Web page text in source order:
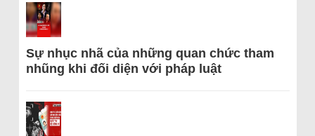
Sự nhục nhã của những quan chức tham
nhũng khi đối diện với pháp luật